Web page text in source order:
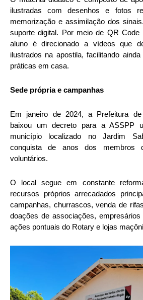
ilustradas com desenhos e fotos
memorização e assimilação dos
suporte digital. Por meio de QR Code
aluno é direcionado a vídeos que
ilustrados na apostila, facilitando
práticas em casa.
Sede própria e campanhas
Em janeiro de 2024, a Prefeitura de
baixou um decreto para a ASSPP
município localizado no Jardim
conquista de anos dos membros
voluntários.
O local segue em constante
recursos próprios arrecadados
campanhas, churrascos, venda de
doações de associações,
ações pontuais do Rotary e lojas